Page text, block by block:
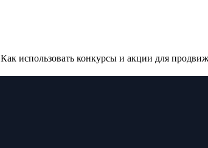
Как использовать конкурсы и акции для